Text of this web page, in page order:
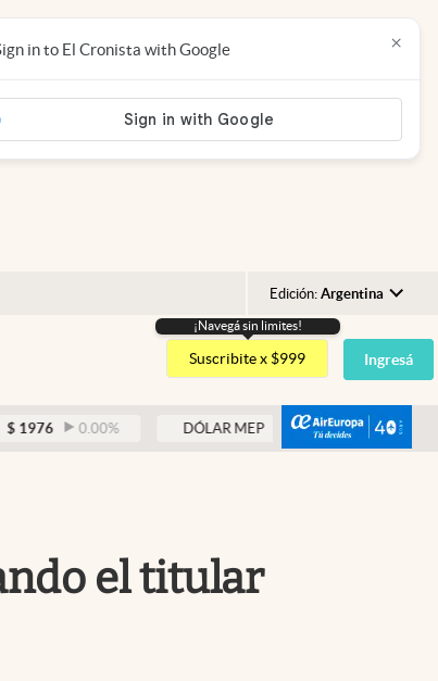
Edición: Argentina
Argentina
España
México
USA
¡Navegá sin limites!
Suscribite x $999 Ingresá
0.00 % DÓLAR MEP $ 1521,52 0.23%
in to El Cronista with Google ×
el titular